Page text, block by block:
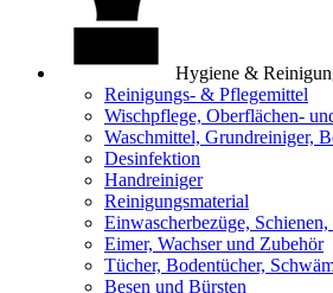
Hygiene &
Reinigungs- & Pflegemittel
Wischpflege, Oberflächen-
Waschmittel, Grundreiniger,
Desinfektion
Handreiniger
Reinigungsmaterial
Einwascherbezüge, Schienen,
Eimer, Wachser und Zubehör
Tücher, Bodentücher,
Besen und Bürsten